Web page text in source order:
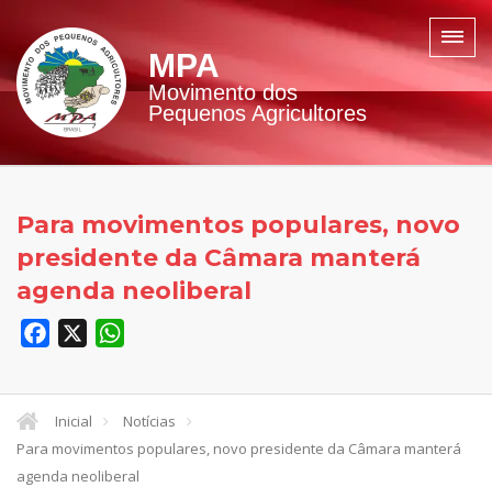
MPA
Movimento dos
Pequenos Agricultores
Para movimentos populares, novo
presidente da Câmara manterá
agenda neoliberal
Facebook
Inicial
Notícias
Para movimentos populares, novo presidente da Câmara manterá
agenda neoliberal